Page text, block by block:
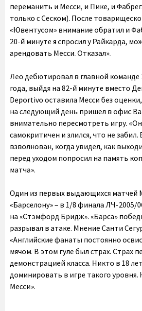
переманить и Месси, и Пике, и
только с Сеском). После
«Ювентусом» внимание обратил и
20-й минуте я спросил у Райкарда,
арендовать Месси. Отказал».
Лео дебютировал в главной команде
года, выйдя на 82-й минуте вместо
Deportivo оставила Месси без
на следующий день пришел в офис
внимательно пересмотреть игру.
самокритичен и злился, что не забил.
взволнован, когда увидел, как
перед уходом попросил на память
матча».
Один из первых выдающихся матчей
«Барселону» – в 1/8 финала ЛЧ-2005/
на «Стэмфорд Бридж». «Барса»
разрывал в атаке. Мнение Санти
«Английские фанаты постоянно
мячом. В этом гуле был страх. Страх
демонстрацией класса. Никто в 18
доминировать в игре такого уровня.
Месси».